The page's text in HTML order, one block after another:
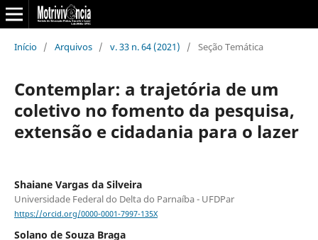
Início / Arquivos / v. 33 n. 64 (2021) / Seção Temática
Contemplar: a trajetória de um
coletivo no fomento da pesquisa,
extensão e cidadania para o lazer
Shaiane Vargas da Silveira
Universidade Federal do Delta do Parnaíba - UFDPar
https://orcid.org/0000-0001-7997-135X
Solano de Souza Braga